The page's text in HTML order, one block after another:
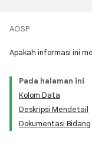
AOSP
Apakah informasi ini
Pada halaman ini
Kolom Data
Deskripsi Mendetail
Dokumentasi Bidang